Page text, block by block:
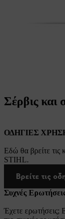
Σέρβις και
ΟΔΗΓΙΕΣ
Εδώ θα βρείτε τις
STIHL.
Βρείτε τις
Συχνές
Έχετε ερωτήσεις;